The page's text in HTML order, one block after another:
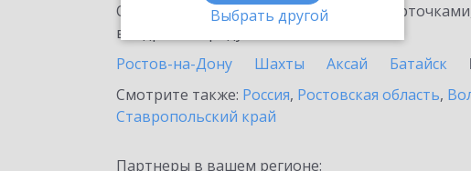
Выбрать другой
Ознакомьтесь с информационными
внедрение продукта.
Ростов-на-Дону
Шахты Аксай Батайск
Смотрите также: Россия, Ростовская область,
Ставропольский край
Партнеры в вашем регионе: